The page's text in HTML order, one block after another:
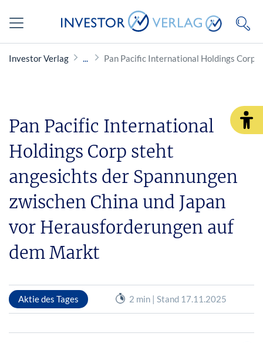
Investor Verlag Pan Pacific International Holdings Corp
Pan Pacific International
Holdings Corp steht
angesichts der Spannungen
zwischen China und Japan
vor Herausforderungen auf
dem Markt
Aktie des Tages 2 min | Stand 17.11.2025